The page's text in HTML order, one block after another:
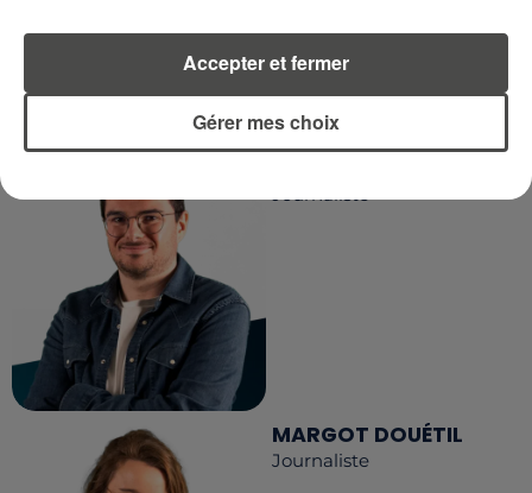
LA RÉDACTION
RCA
Voir toute l'équipe RCA
Journaliste
MARGOT DOUÉTIL
Journaliste
Gérer mes choix
Accepter et fermer